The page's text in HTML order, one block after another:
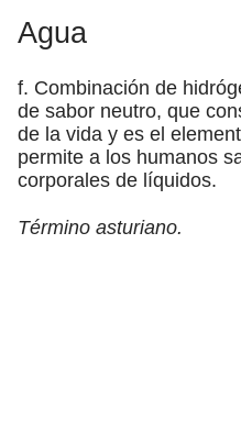
Agua
f. Combinación de
de sabor neutro, que
de la vida y es el
permite a los humanos
corporales de líquidos.
Término asturiano.